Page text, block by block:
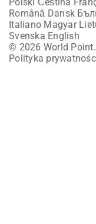
Română Dansk
Italiano Magyar
Svenska English
© 2026 World
Polityka